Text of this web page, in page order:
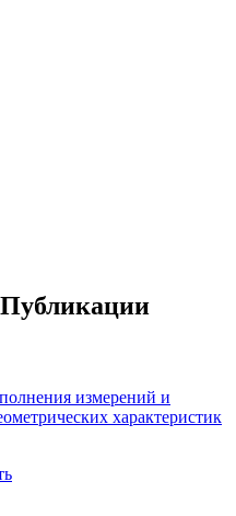
измерений и
характеристик